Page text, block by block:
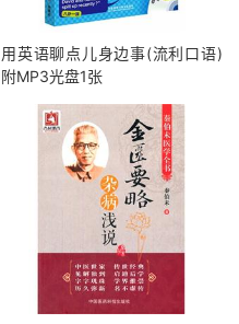
用英语聊点儿身边事(流利口语)
附MP3光盘1张